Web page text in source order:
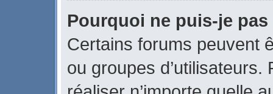
Pourquoi ne puis-je
Certains forums peuvent
ou groupes